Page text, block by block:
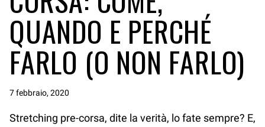
QUANDO E PERCHÉ
FARLO (O NON FARLO)
7 febbraio, 2020
Stretching pre-corsa, dite la verità, lo fate sempre? E,